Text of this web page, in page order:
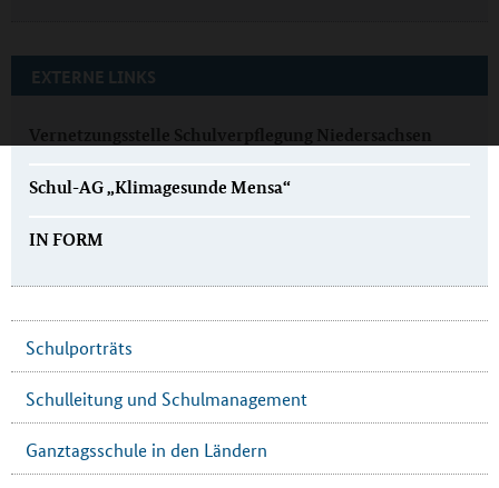
EXTERNE LINKS
Vernetzungsstelle Schulverpflegung Niedersachsen
Schul-AG „Klimagesunde Mensa“
IN FORM
Schulporträts
Schulleitung und Schulmanagement
Ganztagsschule in den Ländern